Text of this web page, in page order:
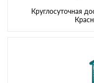
Круглосуточная